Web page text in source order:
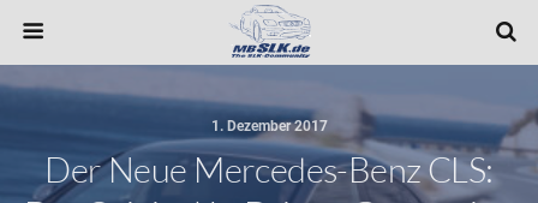
1. Dezember 2017
Der Neue Mercedes-Benz CLS: